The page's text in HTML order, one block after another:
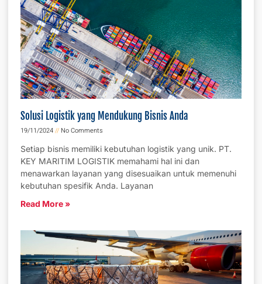
Solusi Logistik yang Mendukung Bisnis Anda
19/11/2024
No Comments
Setiap bisnis memiliki kebutuhan logistik yang unik. PT.
KEY MARITIM LOGISTIK memahami hal ini dan
menawarkan layanan yang disesuaikan untuk memenuhi
kebutuhan spesifik Anda. Layanan
Read More »